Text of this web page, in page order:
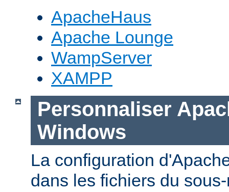
ApacheHaus
Apache Lounge
WampServer
XAMPP
Personnaliser
Windows
La configuration
dans les fichiers du